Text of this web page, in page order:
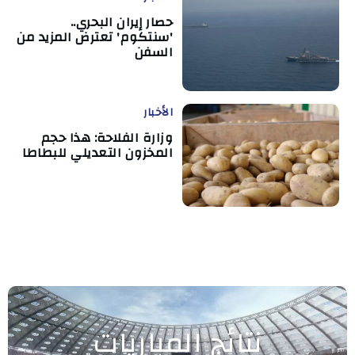
حصار إيران البحري..
'سنتكوم' تعترض المزيد من
السفن
الأخبار
وزارة الفلاحة: هذا حجم
المخزون التعديلي للبطاطا
نتائج المباريات